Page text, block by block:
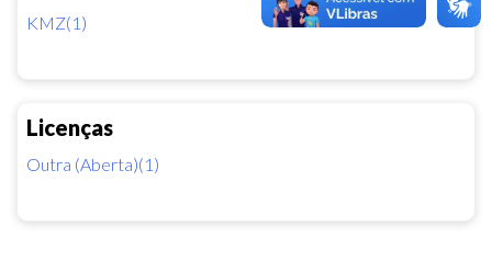
KMZ(1)
Licenças
Outra (Aberta)(1)